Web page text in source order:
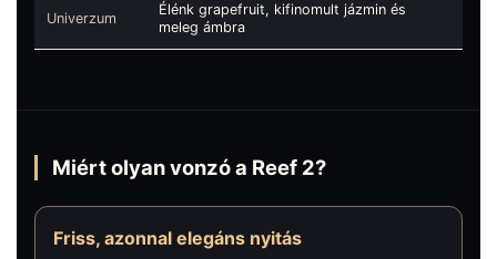
Univerzum
Élénk grapefruit, kifinomult jázmin és
meleg ámbra
Miért olyan vonzó a Reef 2?
Friss, azonnal elegáns nyitás